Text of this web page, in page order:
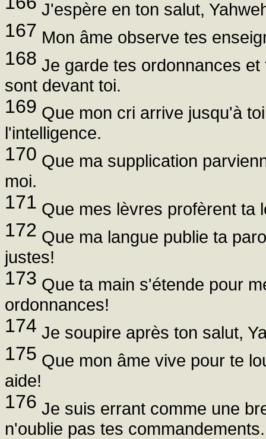
J'espère en ton salut,
167 Mon âme observe tes
168 Je garde tes ordonnances
sont devant toi.
169 Que mon cri arrive jusqu'à
l'intelligence.
170 Que ma supplication
moi.
171 Que mes lèvres profèrent ta
172 Que ma langue publie ta
justes!
173 Que ta main s'étende pour
ordonnances!
174 Je soupire après ton salut,
175 Que mon âme vive pour te
aide!
176 Je suis errant comme une
n'oublie pas tes commandements.